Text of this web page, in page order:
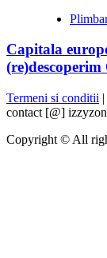
Capitala
Termeni si conditii |
contact [@]
Copyright © All